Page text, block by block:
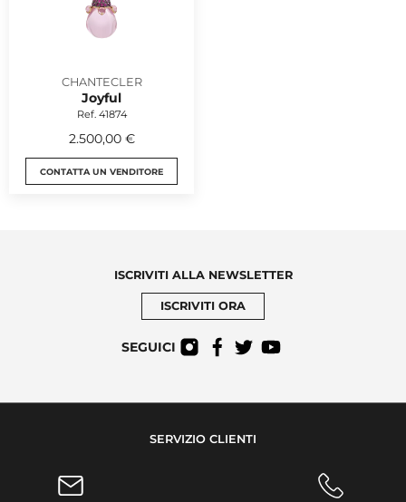
CHANTECLER
Joyful
Ref. 41874
2.500,00 €
CONTATTA UN VENDITORE
ISCRIVITI ALLA NEWSLETTER
ISCRIVITI ORA
SEGUICI
SERVIZIO CLIENTI